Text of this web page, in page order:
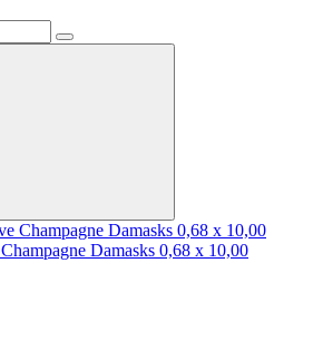
Damasks 0,68 x 10,00